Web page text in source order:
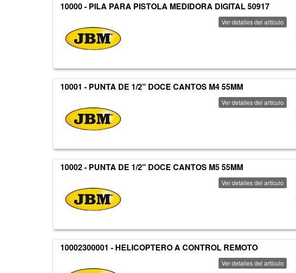
10000 - PILA PARA PISTOLA MEDIDORA DIGITAL 50917
Ver detalles del artículo
10001 - PUNTA DE 1/2" DOCE CANTOS M4 55MM
Ver detalles del artículo
10002 - PUNTA DE 1/2" DOCE CANTOS M5 55MM
Ver detalles del artículo
10002300001 - HELICOPTERO A CONTROL REMOTO
Ver detalles del artículo